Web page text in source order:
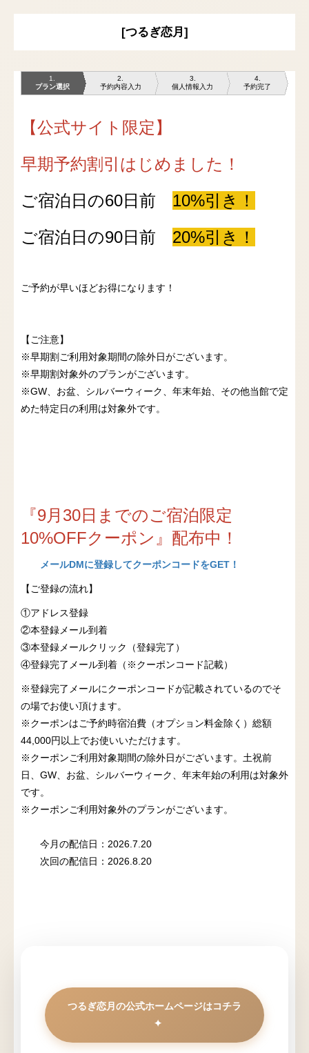
[つるぎ恋月]
1
プラン選択
2
予約内容入力
3
個人情報入力
4
予約完了
【公式サイト限定】
早期予約割引はじめました！
ご宿泊日の60日前 10%引き！
ご宿泊日の90日前 20%引き！
ご予約が早いほどお得になります！
【ご注意】
※早期割ご利用対象期間の除外日がございます。
※早期割対象外のプランがございます。
※GW、お盆、シルバーウィーク、年末年始、その他当館で定
めた特定日の利用は対象外です。
『9月30日までのご宿泊限定
10%OFFクーポン』配布中！
メールDMに登録してクーポンコードをGET！
【ご登録の流れ】
①アドレス登録
②本登録メール到着
③本登録メールクリック（登録完了）
④登録完了メール到着（※クーポンコード記載）
※登録完了メールにクーポンコードが記載されているのでそ
の場でお使い頂けます。
※クーポンはご予約時宿泊費（オプション料金除く）総額
44,000円以上でお使いいただけます。
※クーポンご利用対象期間の除外日がございます。土祝前
日、GW、お盆、シルバーウィーク、年末年始の利用は対象外
です。
※クーポンご利用対象外のプランがございます。
今月の配信日：2026.7.20
次回の配信日：2026.8.20
つるぎ恋月の公式ホームページはコチラ